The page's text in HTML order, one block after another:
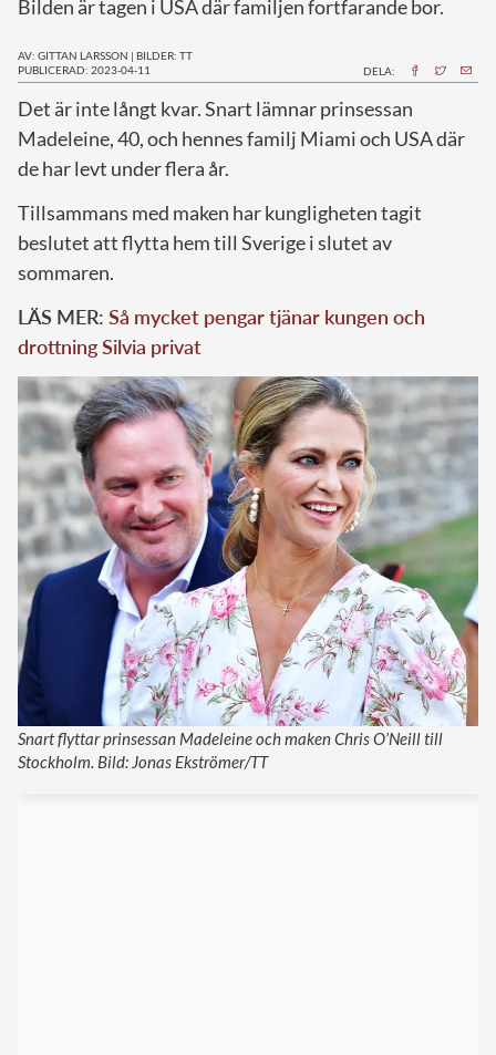
Bilden är tagen i USA där familjen fortfarande bor.
AV: GITTAN LARSSON | BILDER: TT
PUBLICERAD: 2023-04-11
DELA:
Det är inte långt kvar. Snart lämnar prinsessan
Madeleine, 40, och hennes familj Miami och USA där
de har levt under flera år.
Tillsammans med maken har kungligheten tagit
beslutet att flytta hem till Sverige i slutet av
sommaren.
LÄS MER: Så mycket pengar tjänar kungen och
drottning Silvia privat
Snart flyttar prinsessan Madeleine och maken Chris O’Neill till
Stockholm. Bild: Jonas Ekströmer/TT